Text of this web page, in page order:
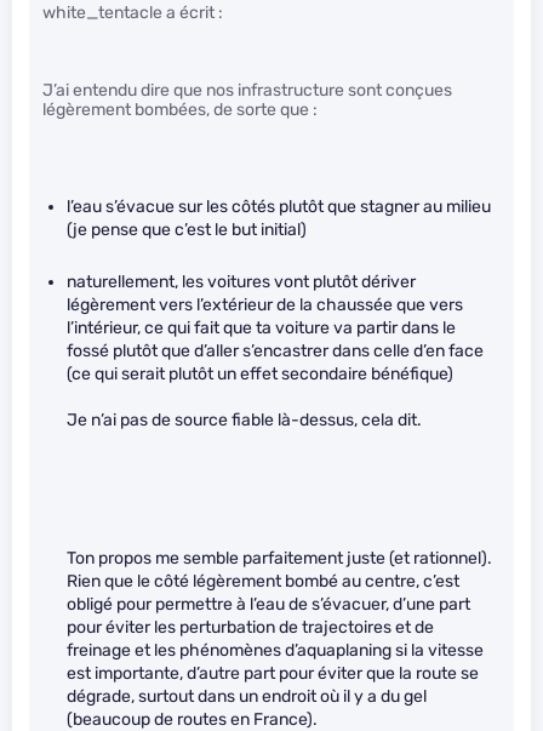
white_tentacle a écrit :
J’ai entendu dire que nos infrastructure sont conçues
légèrement bombées, de sorte que :
l’eau s’évacue sur les côtés plutôt que stagner au milieu
(je pense que c’est le but initial)
naturellement, les voitures vont plutôt dériver
légèrement vers l’extérieur de la chaussée que vers
l’intérieur, ce qui fait que ta voiture va partir dans le
fossé plutôt que d’aller s’encastrer dans celle d’en face
(ce qui serait plutôt un effet secondaire bénéfique)
Je n’ai pas de source fiable là-dessus, cela dit.
Ton propos me semble parfaitement juste (et rationnel).
Rien que le côté légèrement bombé au centre, c’est
obligé pour permettre à l’eau de s’évacuer, d’une part
pour éviter les perturbation de trajectoires et de
freinage et les phénomènes d’aquaplaning si la vitesse
est importante, d’autre part pour éviter que la route se
dégrade, surtout dans un endroit où il y a du gel
(beaucoup de routes en France).